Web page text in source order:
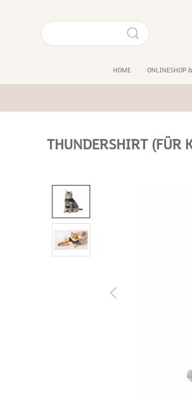
HOME ONLINESHOP
THUNDERSHIRT (FÜR